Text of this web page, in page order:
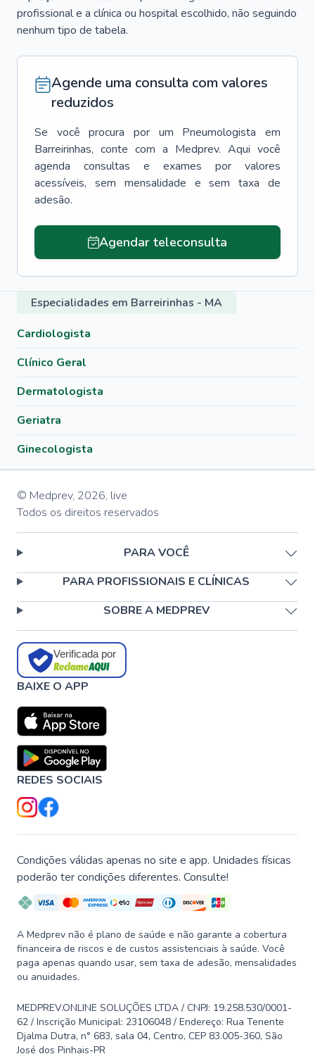
profissional e a clínica ou hospital escolhido, não seguindo
nenhum tipo de tabela.
Agende uma consulta com valores
reduzidos
Se você procura por um Pneumologista
em
Barreirinhas, conte com a Medprev. Aqui você
agenda consultas e exames por valores
acessíveis, sem mensalidade e sem taxa de
adesão.
Agendar teleconsulta
Especialidades em Barreirinhas - MA
Cardiologista
Clínico Geral
Dermatologista
Geriatra
Ginecologista
© Medprev, 2026, live
Todos os direitos reservados
PARA VOCÊ
PARA PROFISSIONAIS E CLÍNICAS
SOBRE A MEDPREV
Verificada por
BAIXE O APP
REDES SOCIAIS
Condições válidas apenas no site e app. Unidades físicas
poderão ter condições diferentes. Consulte!
A Medprev não é plano de saúde e não garante a cobertura
financeira de riscos e de custos assistenciais à saúde. Você
paga apenas quando usar, sem taxa de adesão, mensalidades
ou anuidades.
MEDPREV.ONLINE SOLUÇÕES LTDA / CNPJ: 19.258.530/0001-
62 / Inscrição Municipal: 23106048 / Endereço: Rua Tenente
Djalma Dutra, n° 683, sala 04, Centro, CEP 83.005-360, São
José dos Pinhais-PR